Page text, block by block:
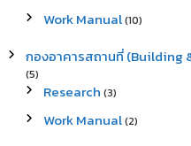
Work Manual(10)
กองอาคารสถานที่
(5)
Research (3)
Work Manual(2)